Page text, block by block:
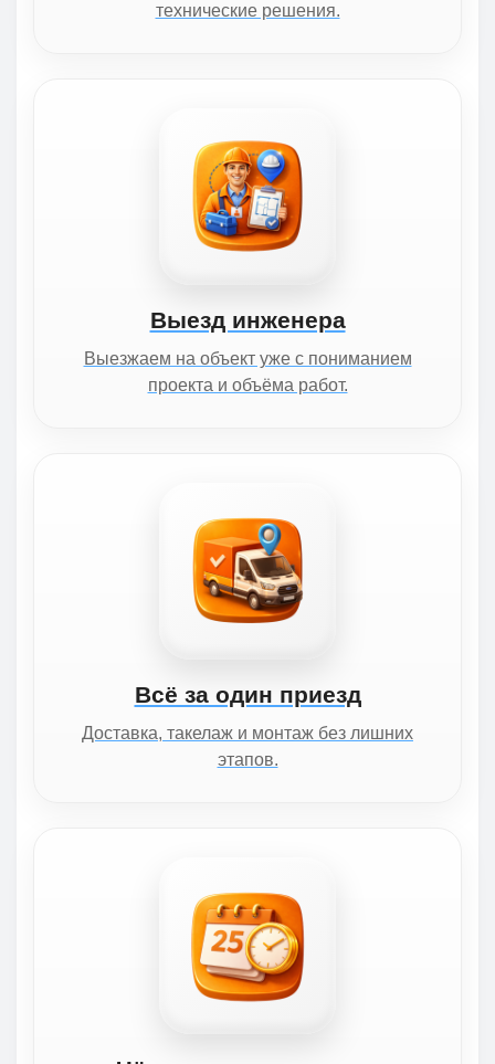
технические решения.
Выезд инженера
Выезжаем на объект уже с пониманием
проекта и объёма работ.
Всё за один приезд
Доставка, такелаж и монтаж без лишних
этапов.